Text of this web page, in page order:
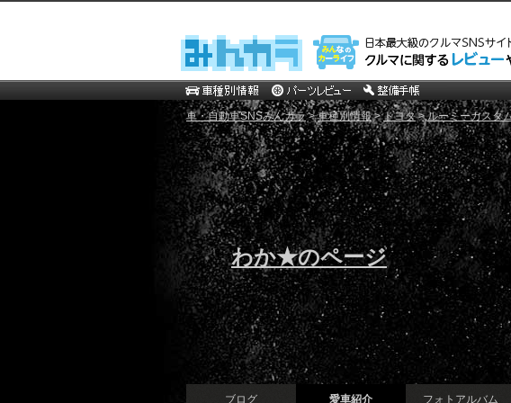
車・自動車SNSみんカラ>車種別情報>トヨタ>ルーミーカスタ
わか★のページ
ブログ 愛車紹介 フォトアルバム